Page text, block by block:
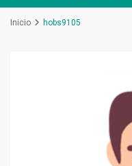
Inicio hobs9105